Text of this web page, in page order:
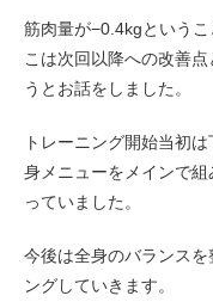
筋肉量が−0.4kgという
こは次回以降への改善
うとお話をしました。
トレーニング開始当初
身メニューをメインで
っていました。
今後は全身のバランス
ングしていきます。